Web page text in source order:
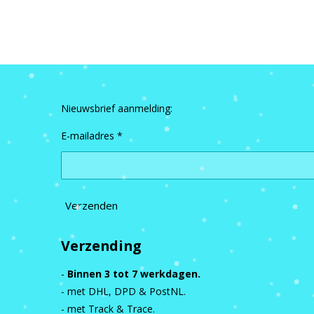
Nieuwsbrief aanmelding:
E-mailadres *
Verzenden
Verzending
- Binnen 3 tot 7 werkdagen.
- met DHL, DPD & PostNL.
- met Track & Trace.